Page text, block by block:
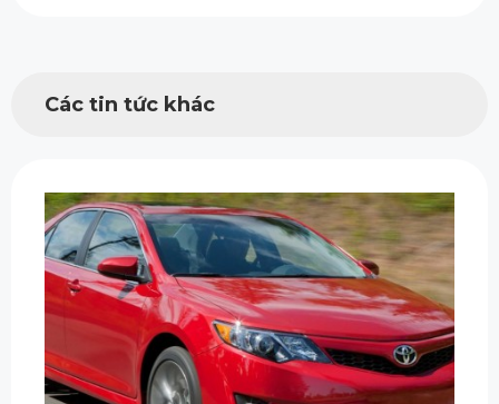
Các tin tức khác